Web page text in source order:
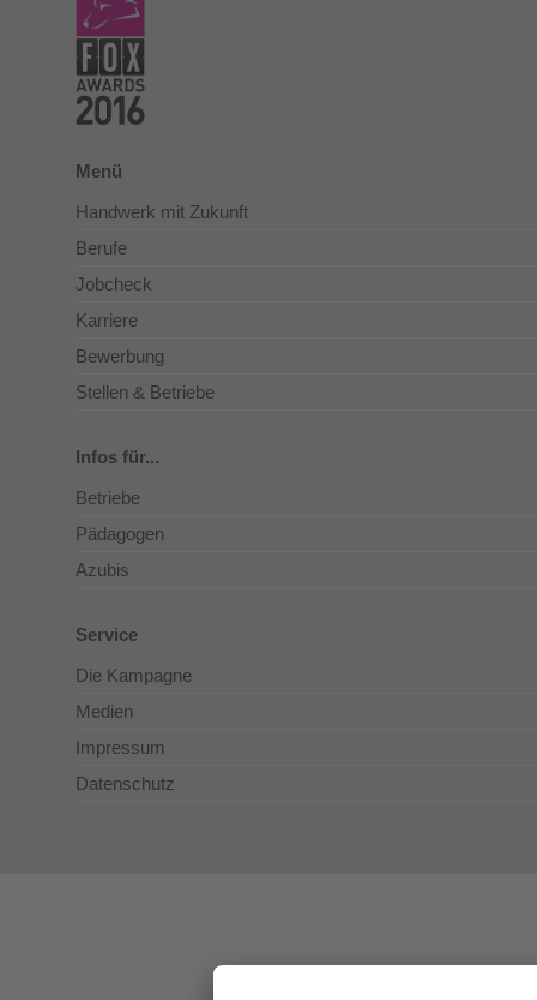
Menü
Handwerk mit Zukunft
Berufe
Jobcheck
Karriere
Bewerbung
Stellen & Betriebe
Infos für...
Betriebe
Pädagogen
Azubis
Service
Die Kampagne
Medien
Impressum
Datenschutz